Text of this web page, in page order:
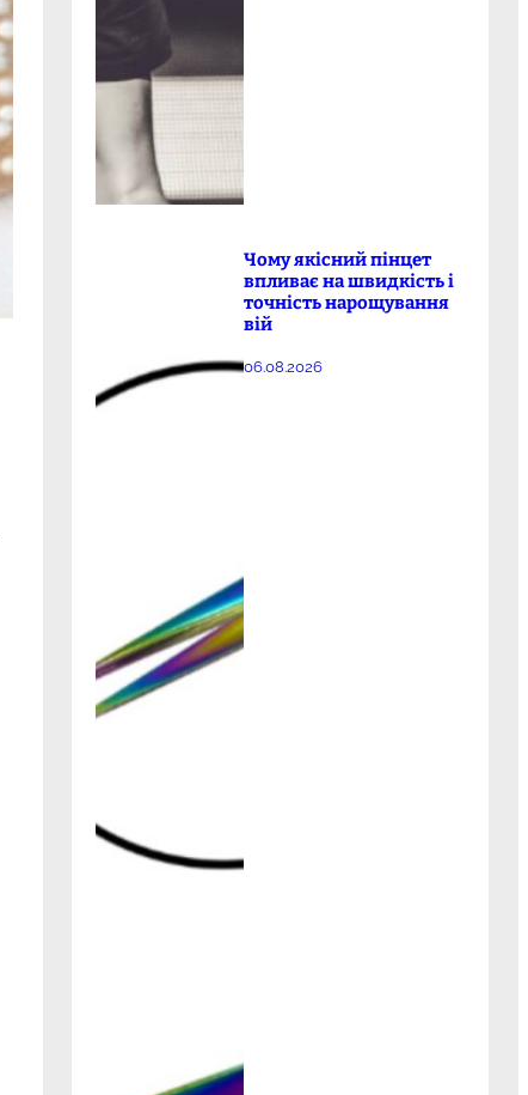
Чому якісний пінцет
впливає на швидкість і
точність нарощування
вій
06.08.2026